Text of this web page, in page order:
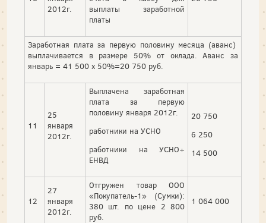
2012г.
выплаты заработной
платы
Заработная плата за первую половину месяца (аванс)
выплачивается в размере 50% от оклада. Аванс за
январь = 41 500 х 50%=20 750 руб.
11
25
января
2012г.
Выплачена заработная
плата за первую
половину января 2012г.
работники на УСНО
работники на УСНО+
ЕНВД
20 750
6 250
14 500
12
27
января
2012г.
Отгружен товар ООО
«Покупатель-1» (Сумки):
380 шт. по цене 2 800
руб.
1 064 000